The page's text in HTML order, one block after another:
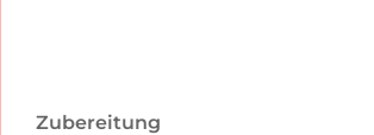
Zubereitung